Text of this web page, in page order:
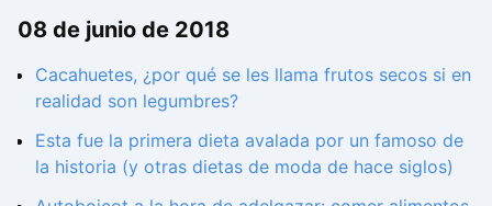
08 de junio de 2018
Cacahuetes, ¿por qué se les llama frutos secos si en
realidad son legumbres?
Esta fue la primera dieta avalada por un famoso de
la historia (y otras dietas de moda de hace siglos)